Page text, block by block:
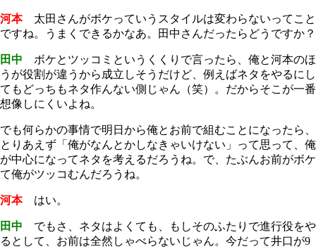
河本太田さんがボケっていうスタイルは変わらないってこと
ですね。うまくできるかなあ。田中さんだったらどうですか？
田中 ボケとツッコミというくくりで言ったら、俺と河本のほ
うが役割が違うから成立しそうだけど、例えばネタをやるにし
てもどっちもネタ作んない側じゃん（笑）。だからそこが一番
想像しにくいよね。
でも何らかの事情で明日から俺とお前で組むことになったら、
とりあえず「俺がなんとかしなきゃいけない」って思って、俺
が中心になってネタを考えるだろうね。で、たぶんお前がボケ
て俺がツッコむんだろうね。
河本はい。
田中 でもさ、ネタはよくても、もしそのふたりで進行役をや
るとして、お前は全然しゃべらないじゃん。今だって井口が9